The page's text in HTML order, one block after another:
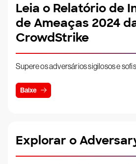
Leia o Relatório de
de Ameaças 2024
CrowdStrike
Supere os adversários sigilosos e
Baixe
Explorar o